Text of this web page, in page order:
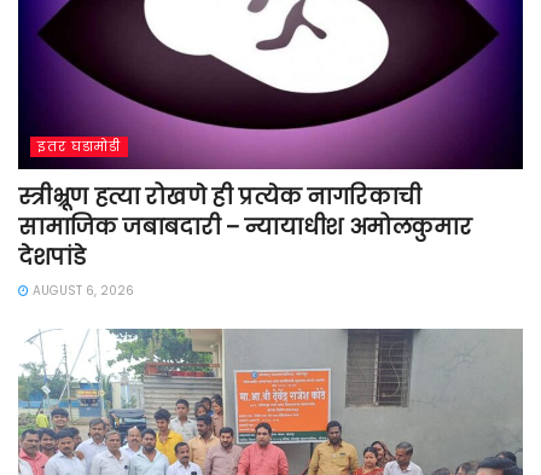
इतर घडामोडी
स्त्रीभ्रूण हत्या रोखणे ही प्रत्येक नागरिकाची
सामाजिक जबाबदारी – न्यायाधीश अमोलकुमार
देशपांडे
AUGUST 6, 2026